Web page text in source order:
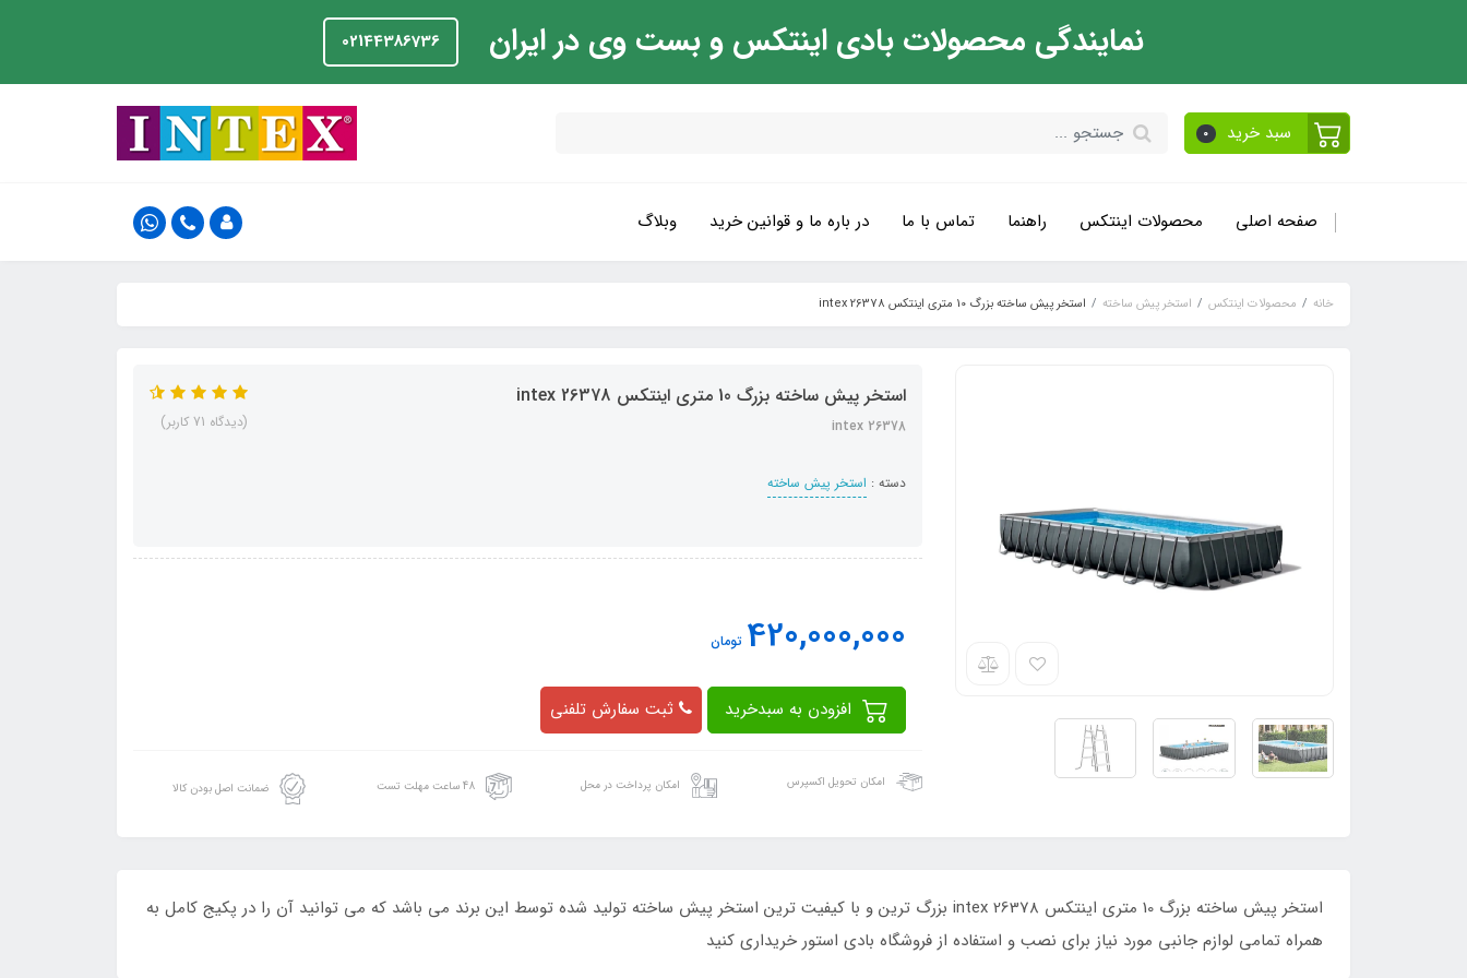
نمایندگی محصولات بادی اینتکس و بست وی در ایران 02144386736
سبد خرید 0
صفحه اصلی محصولات اینتکس راهنما تماس با ما در باره ما و قوانین خرید وبلاگ
خانه محصولات اینتکس استخر پیش ساخته استخر پیش ساخته بزرگ 10 متری اینتکس intex 26378
استخر پیش ساخته بزرگ 10 متری اینتکس intex 26378
intex 26378
دسته : استخر پیش ساخته
(دیدگاه 71 کاربر)
420,000,000 تومان
ثبت سفارش تلفنی
امکان تحویل اکسپرس امکان پرداخت در محل 48 ساعت مهلت تست ضمانت اصل بودن کالا
استخر پیش ساخته بزرگ 10 متری اینتکس intex 26378 بزرگ ترین و با کیفیت ترین استخر پیش ساخته تولید شده توسط این برند می باشد که می توانید آن را در پکیج کامل به
همراه تمامی لوازم جانبی مورد نیاز برای نصب و استفاده از فروشگاه بادی استور خریداری کنید